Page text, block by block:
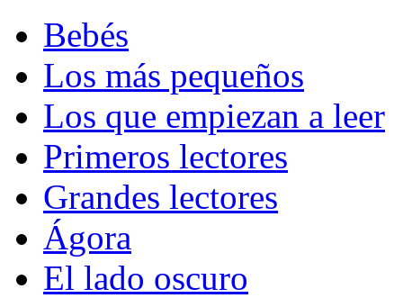
Bebés
Los más pequeños
Los que empiezan a leer
Primeros lectores
Grandes lectores
Ágora
El lado oscuro